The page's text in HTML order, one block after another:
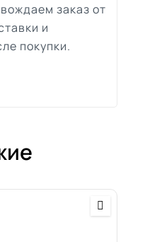
заказ от
и
покупки.